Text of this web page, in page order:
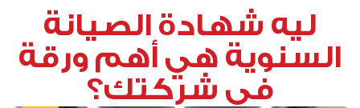
ليه شهادة الصيانة
السنوية هي أهم ورقة
في شركتك؟